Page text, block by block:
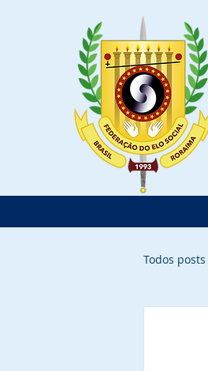
Todos posts